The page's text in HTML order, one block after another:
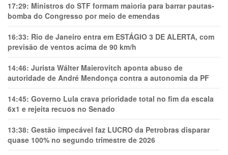
17:29: Ministros do STF formam maioria para barrar pautas-
bomba do Congresso por meio de emendas
16:33: Rio de Janeiro entra em ESTÁGIO 3 DE ALERTA, com
previsão de ventos acima de 90 km/h
14:46: Jurista Wálter Maierovitch aponta abuso de
autoridade de André Mendonça contra a autonomia da PF
14:45: Governo Lula crava prioridade total no fim da escala
6x1 e rejeita recuos no Senado
13:38: Gestão impecável faz LUCRO da Petrobras disparar
quase 100% no segundo trimestre de 2026